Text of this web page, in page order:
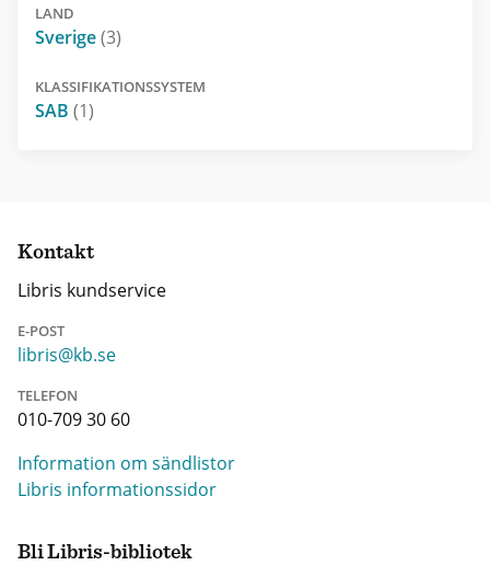
LAND
Sverige(3)
KLASSIFIKATIONSSYSTEM
SAB (1)
Kontakt
Libris kundservice
E-POST
libris@kb.se
TELEFON
010-709 30 60
Information om sändlistor
Libris informationssidor
Bli Libris-bibliotek